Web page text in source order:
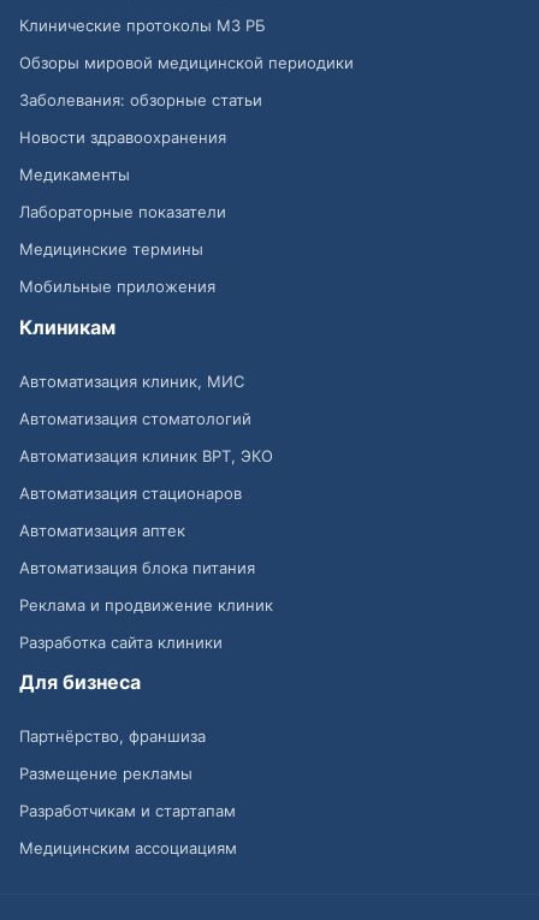
Клинические протоколы МЗ РБ
Обзоры мировой медицинской периодики
Заболевания: обзорные статьи
Новости здравоохранения
Медикаменты
Лабораторные показатели
Медицинские термины
Мобильные приложения
Клиникам
Автоматизация клиник, МИС
Автоматизация стоматологий
Автоматизация клиник ВРТ, ЭКО
Автоматизация стационаров
Автоматизация аптек
Автоматизация блока питания
Реклама и продвижение клиник
Разработка сайта клиники
Для бизнеса
Партнёрство, франшиза
Размещение рекламы
Разработчикам и стартапам
Медицинским ассоциациям